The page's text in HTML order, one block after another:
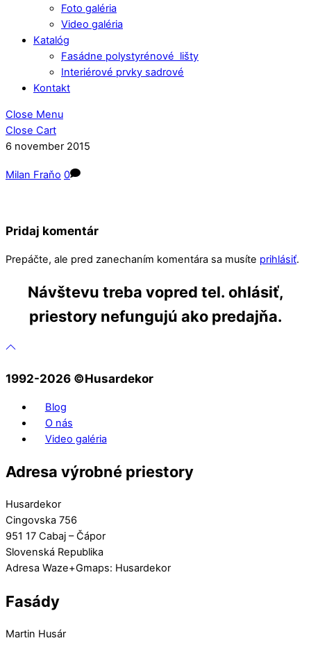
Foto galéria
Video galéria
Katalóg
Fasádne polystyrénové lišty
Interiérové prvky sadrové
Kontakt
Close Menu
Close Cart
6 november 2015
Milan Fraňo 0
Pridaj komentár
Prepáčte, ale pred zanechaním komentára sa musíte prihlásiť.
Návštevu treba vopred tel. ohlásiť,
priestory nefungujú ako predajňa.
1992-2026 ©️Husardekor
Blog
O nás
Video galéria
Adresa výrobné priestory
Husardekor
Cingovska 756
951 17 Cabaj – Čápor
Slovenská Republika
Adresa Waze+Gmaps: Husardekor
Fasády
Martin Husár